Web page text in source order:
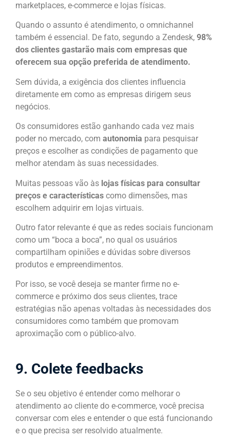
marketplaces, e-commerce e lojas físicas.
Quando o assunto é atendimento, o omnichannel
também é essencial. De fato, segundo a Zendesk, 98%
dos clientes gastarão mais com empresas que
oferecem sua opção preferida de atendimento.
Sem dúvida, a exigência dos clientes influencia
diretamente em como as empresas dirigem seus
negócios.
Os consumidores estão ganhando cada vez mais
poder no mercado, com autonomia para pesquisar
preços e escolher as condições de pagamento que
melhor atendam às suas necessidades.
Muitas pessoas vão às lojas físicas para consultar
preços e características como dimensões, mas
escolhem adquirir em lojas virtuais.
Outro fator relevante é que as redes sociais funcionam
como um “boca a boca”, no qual os usuários
compartilham opiniões e dúvidas sobre diversos
produtos e empreendimentos.
Por isso, se você deseja se manter firme no e-
commerce e próximo dos seus clientes, trace
estratégias não apenas voltadas às necessidades dos
consumidores como também que promovam
aproximação com o público-alvo.
9. Colete feedbacks
Se o seu objetivo é entender como melhorar o
atendimento ao cliente do e-commerce, você precisa
conversar com eles e entender o que está funcionando
e o que precisa ser resolvido atualmente.